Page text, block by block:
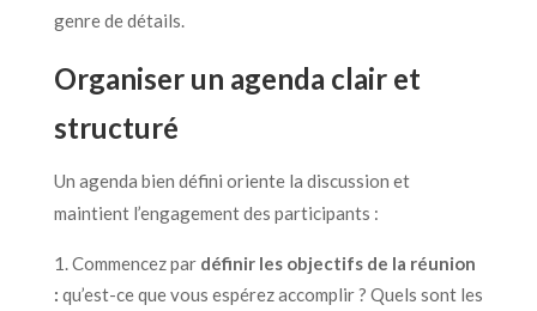
genre de détails.
Organiser un agenda clair et
structuré
Un agenda bien défini oriente la discussion et
maintient l’engagement des participants :
Commencez par définir les objectifs de la réunion
: qu’est-ce que vous espérez accomplir ? Quels sont les